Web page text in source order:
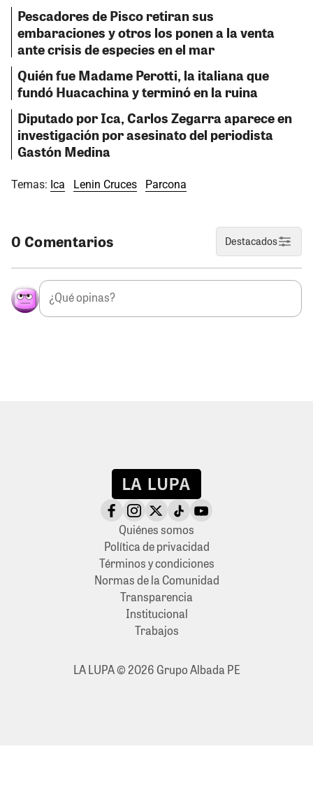
Pescadores de Pisco retiran sus
embaraciones y otros los ponen a la venta
ante crisis de especies en el mar
Quién fue Madame Perotti, la italiana que
fundó Huacachina y terminó en la ruina
Diputado por Ica, Carlos Zegarra aparece en
investigación por asesinato del periodista
Gastón Medina
Temas: Ica Lenin Cruces Parcona
0 Comentarios Destacados
Quiénes somos
Política de privacidad
Términos y condiciones
Normas de la Comunidad
Transparencia
Institucional
Trabajos
LA LUPA © 2026 Grupo Albada PE